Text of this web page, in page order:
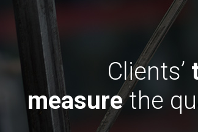
Clients’
measurethe